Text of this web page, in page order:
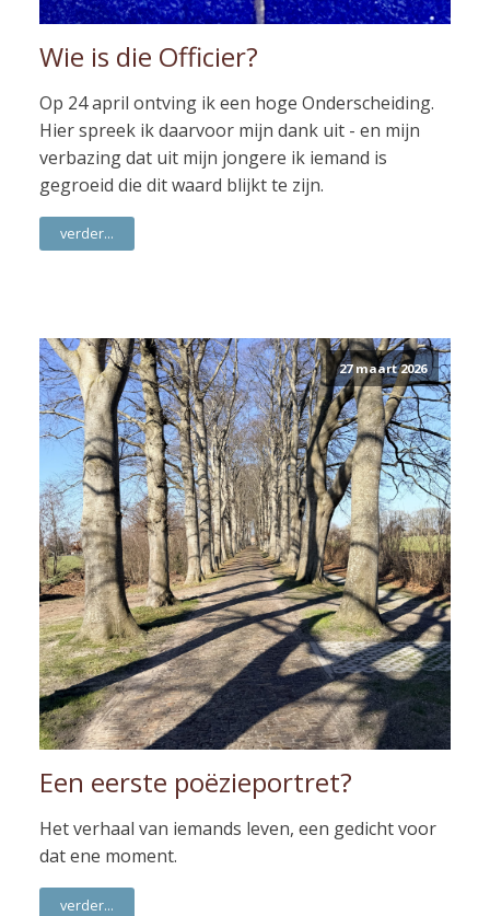
Wie is die Officier?
Op 24 april ontving ik een hoge Onderscheiding.
Hier spreek ik daarvoor mijn dank uit - en mijn
verbazing dat uit mijn jongere ik iemand is
gegroeid die dit waard blijkt te zijn.
verder...
27 maart 2026
Een eerste poëzieportret?
Het verhaal van iemands leven, een gedicht voor
dat ene moment.
verder...